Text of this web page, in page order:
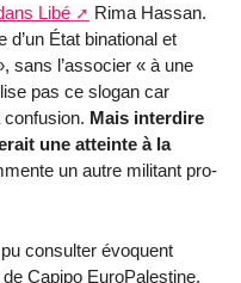
Libé
Rima Hassan.
d’un État binational et
sans l’associer « à une
pas ce slogan car
confusion. Mais interdire
une atteinte à la
un autre militant pro-
consulter évoquent
Capjpo EuroPalestine.